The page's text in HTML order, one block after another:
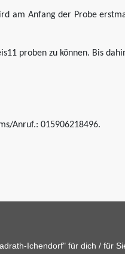
am Anfang der Probe
proben zu können. Bis
Anruf.: 015906218496.
Ichendorf" für dich / für